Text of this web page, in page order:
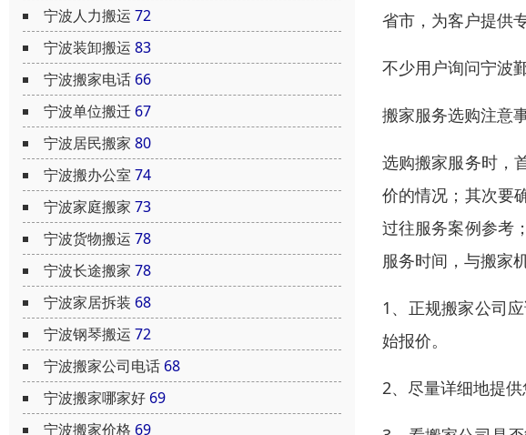
宁波人力搬运 72
宁波装卸搬运 83
宁波搬家电话 66
宁波单位搬迁 67
宁波居民搬家 80
宁波搬办公室 74
宁波家庭搬家 73
宁波货物搬运 78
宁波长途搬家 78
宁波家居拆装 68
宁波钢琴搬运 72
宁波搬家公司电话 68
宁波搬家哪家好 69
宁波搬家价格 69
省市，为客户提供
不少用户询问宁波
搬家服务选购注意
选购搬家服务时，
价的情况；其次要
过往服务案例参考
服务时间，与搬家
1、正规搬家公司
始报价。
2、尽量详细地提